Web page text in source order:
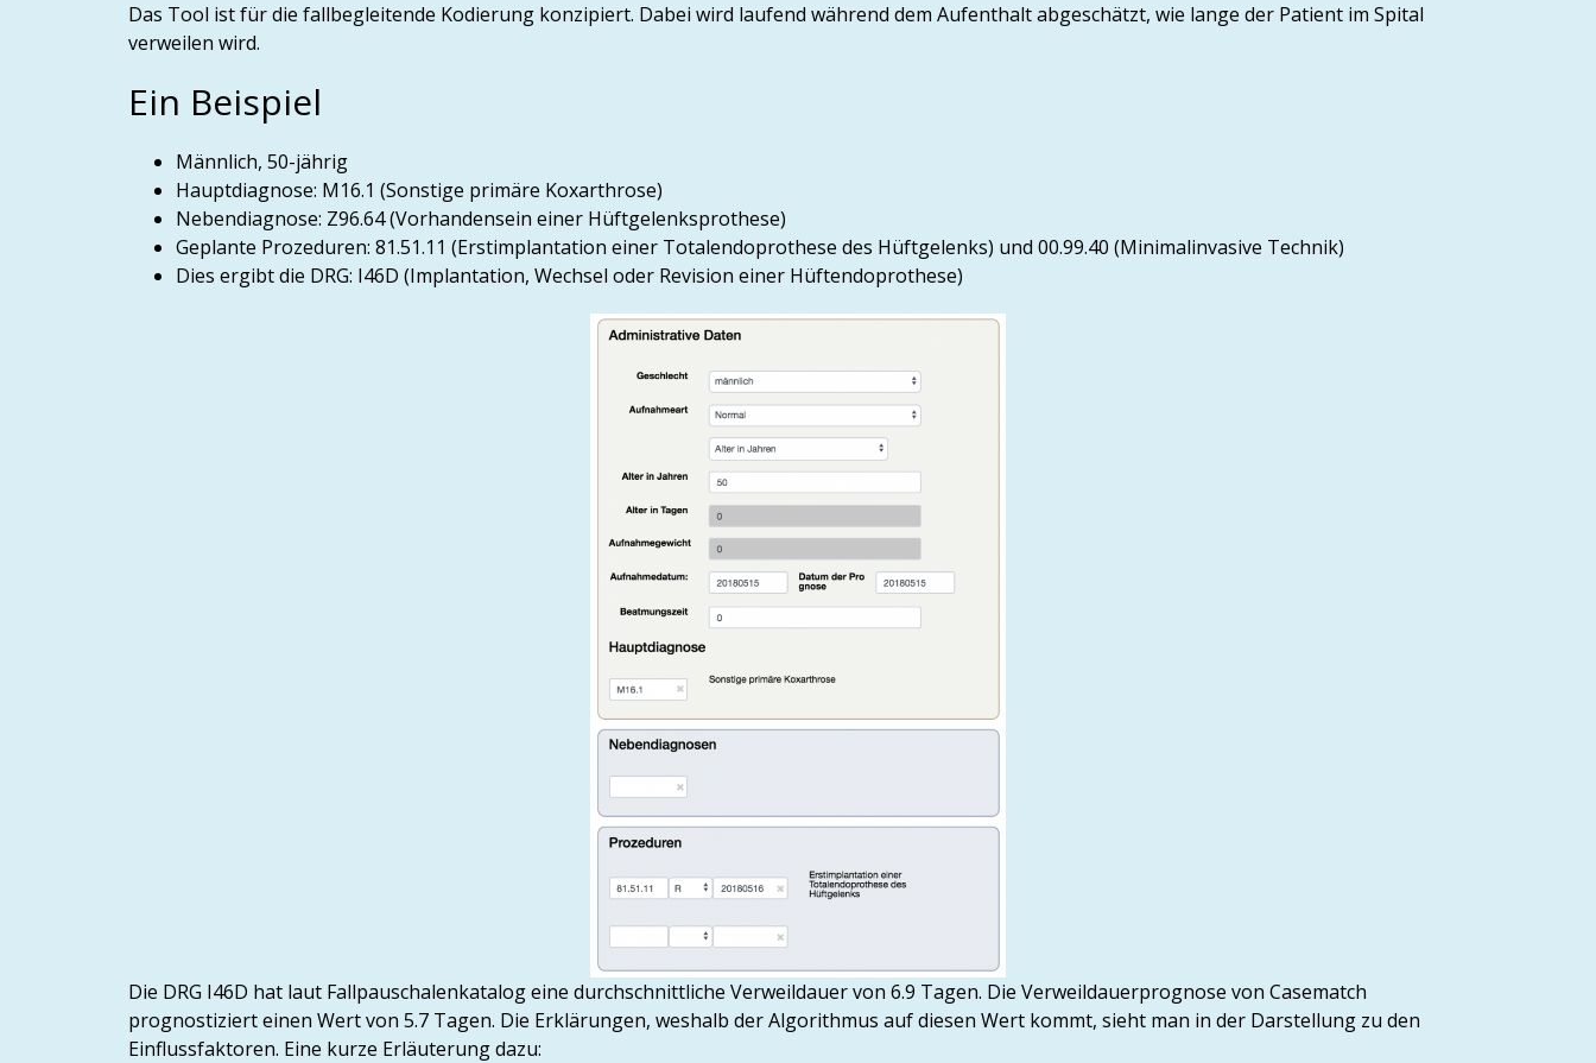
Das Tool ist für die fallbegleitende Kodierung konzipiert. Dabei wird laufend während dem Aufenthalt abgeschätzt, wie lange der Patient im Spital
verweilen wird.
Ein Beispiel
Männlich, 50-jährig
Hauptdiagnose: M16.1 (Sonstige primäre Koxarthrose)
Nebendiagnose: Z96.64 (Vorhandensein einer Hüftgelenksprothese)
Geplante Prozeduren: 81.51.11 (Erstimplantation einer Totalendoprothese des Hüftgelenks) und 00.99.40 (Minimalinvasive Technik)
Dies ergibt die DRG: I46D (Implantation, Wechsel oder Revision einer Hüftendoprothese)
Die DRG I46D hat laut Fallpauschalenkatalog eine durchschnittliche Verweildauer von 6.9 Tagen. Die Verweildauerprognose von Casematch
prognostiziert einen Wert von 5.7 Tagen. Die Erklärungen, weshalb der Algorithmus auf diesen Wert kommt, sieht man in der Darstellung zu den
Einflussfaktoren. Eine kurze Erläuterung dazu: